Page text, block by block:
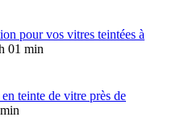
pour vos vitres teintées à
01 min
teinte de vitre près de